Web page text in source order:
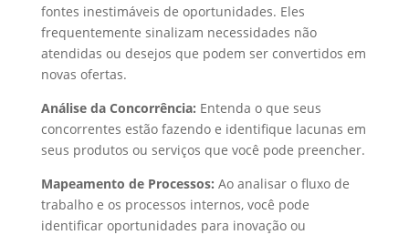
fontes inestimáveis de oportunidades. Eles
frequentemente sinalizam necessidades não
atendidas ou desejos que podem ser convertidos em
novas ofertas.
Análise da Concorrência: Entenda o que seus
concorrentes estão fazendo e identifique lacunas em
seus produtos ou serviços que você pode preencher.
Mapeamento de Processos: Ao analisar o fluxo de
trabalho e os processos internos, você pode
identificar oportunidades para inovação ou